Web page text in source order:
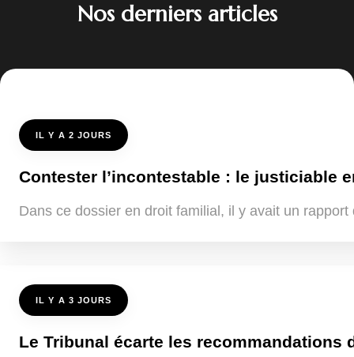
Nos derniers articles
IL Y A 2 JOURS
Contester l’incontestable : le justiciable
Dans ce dossier en droit familial, il y avait un
IL Y A 3 JOURS
Le Tribunal écarte les recommandations